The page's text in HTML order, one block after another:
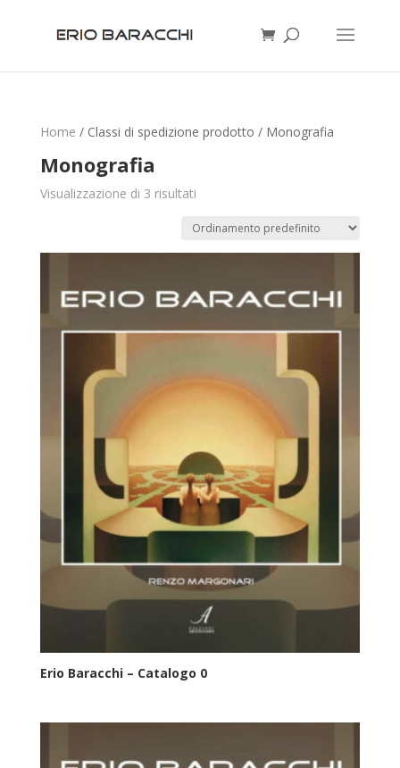
Home / Classi di spedizione prodotto / Monografia
Monografia
Visualizzazione di 3 risultati
Erio Baracchi – Catalogo 0